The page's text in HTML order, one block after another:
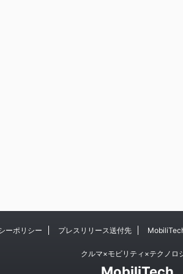
ーポリシー プレスリリース送付先
クルマ×モビリティ×テクノロ